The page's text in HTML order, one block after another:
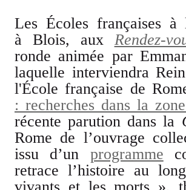
Les Écoles françaises à
à Blois, aux Rendez-
ronde animée par
laquelle interviendra
l'École française de
: recherches dans la
récente parution dans la
Rome de l’ouvrage
issu d’un programme
retrace l’histoire au